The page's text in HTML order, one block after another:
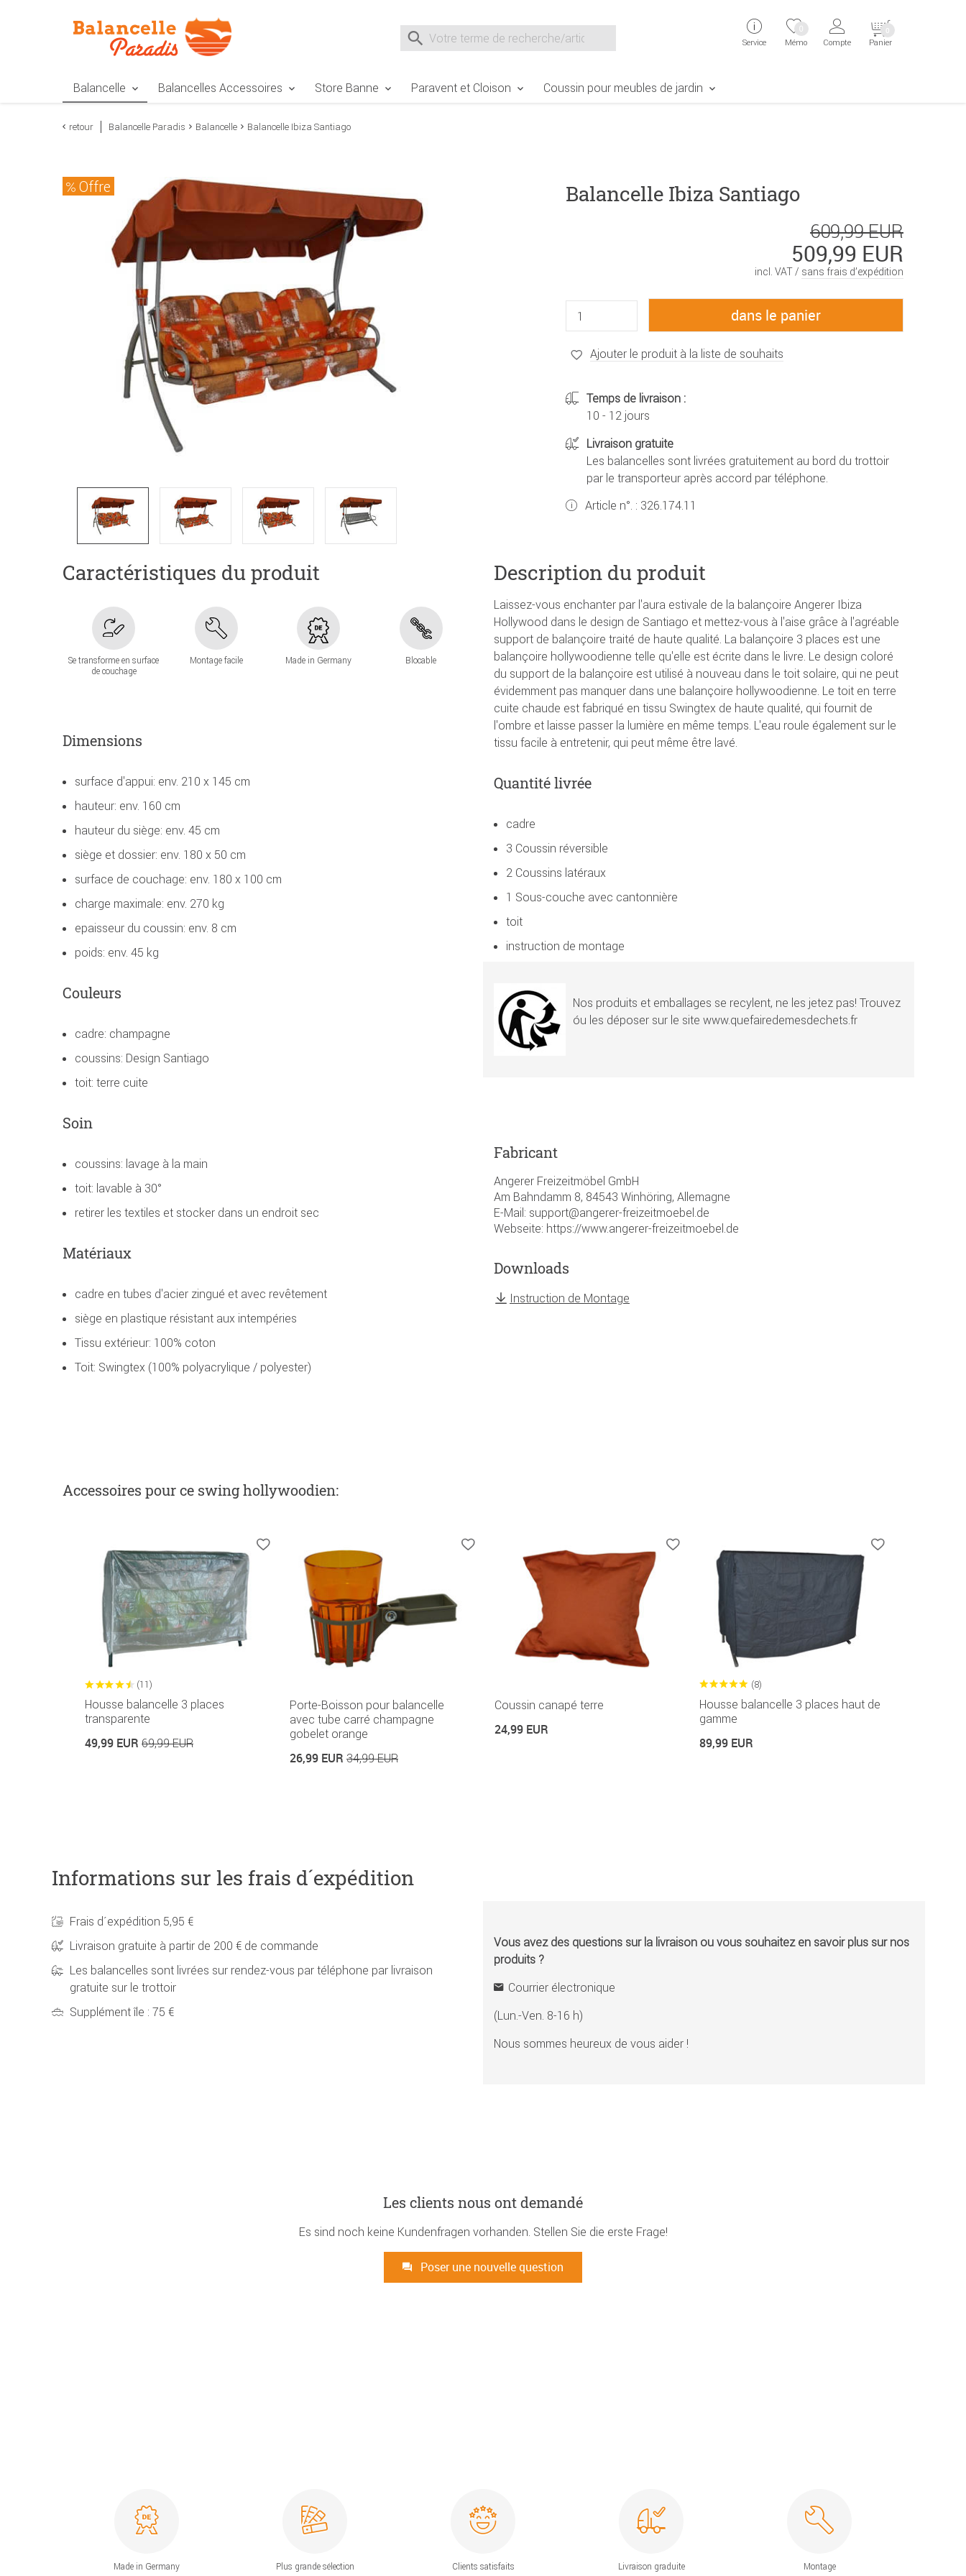
Suche nach
Service Mémo
0
Compte Panier
0
Balancelle Balancelles Accessoires Store Banne Paravent et Cloison Coussin pour meubles de jardin
retour Balancelle Paradis Balancelle Balancelle Ibiza Santiago
Offre Balancelle Ibiza Santiago
609,99 EUR
509,99 EUR
incl. VAT / sans frais d’expédition
Ajouter le produit à la liste de souhaits
Temps de livraison :
10 - 12 jours
Livraison gratuite
Les balancelles sont livrées gratuitement au bord du trottoir
par le transporteur après accord par téléphone.
Article n°. : 326.174.11
Caractéristiques du produit
Se transforme en surface
de couchage
Montage facile Made in Germany Blocable
Dimensions
surface d'appui: env. 210 x 145 cm
hauteur: env. 160 cm
hauteur du siège: env. 45 cm
siège et dossier: env. 180 x 50 cm
surface de couchage: env. 180 x 100 cm
charge maximale: env. 270 kg
epaisseur du coussin: env. 8 cm
poids: env. 45 kg
Couleurs
cadre: champagne
coussins: Design Santiago
toit: terre cuite
Soin
coussins: lavage à la main
toit: lavable à 30°
retirer les textiles et stocker dans un endroit sec
Matériaux
cadre en tubes d'acier zingué et avec revêtement
siège en plastique résistant aux intempéries
Tissu extérieur: 100% coton
Toit: Swingtex (100% polyacrylique / polyester)
Description du produit
Laissez-vous enchanter par l'aura estivale de la balançoire Angerer Ibiza
Hollywood dans le design de Santiago et mettez-vous à l'aise grâce à l'agréable
support de balançoire traité de haute qualité. La balançoire 3 places est une
balançoire hollywoodienne telle qu'elle est écrite dans le livre. Le design coloré
du support de la balançoire est utilisé à nouveau dans le toit solaire, qui ne peut
évidemment pas manquer dans une balançoire hollywoodienne. Le toit en terre
cuite chaude est fabriqué en tissu Swingtex de haute qualité, qui fournit de
l'ombre et laisse passer la lumière en même temps. L'eau roule également sur le
tissu facile à entretenir, qui peut même être lavé.
Quantité livrée
cadre
3 Coussin réversible
2 Coussins latéraux
1 Sous-couche avec cantonnière
toit
instruction de montage
Nos produits et emballages se recylent, ne les jetez pas! Trouvez
óu les déposer sur le site www.quefairedemesdechets.fr
Fabricant
Angerer Freizeitmöbel GmbH
Am Bahndamm 8, 84543 Winhöring, Allemagne
E-Mail: support@angerer-freizeitmoebel.de
Webseite: https://www.angerer-freizeitmoebel.de
Downloads
Instruction de Montage
Accessoires pour ce swing hollywoodien:
(11)
Housse balancelle 3 places
transparente
49,99 EUR 69,99 EUR
Porte-Boisson pour balancelle
avec tube carré champagne
gobelet orange
26,99 EUR 34,99 EUR
Coussin canapé terre
24,99 EUR
(8)
Housse balancelle 3 places haut de
gamme
89,99 EUR
Informations sur les frais d´expédition
Frais d´expédition 5,95 €
Livraison gratuite à partir de 200 € de commande
Les balancelles sont livrées sur rendez-vous par téléphone par livraison
gratuite sur le trottoir
Supplément île : 75 €
Vous avez des questions sur la livraison ou vous souhaitez en savoir plus sur nos
produits ?
Courrier électronique
(Lun.-Ven. 8-16 h)
Nous sommes heureux de vous aider !
Les clients nous ont demandé
Es sind noch keine Kundenfragen vorhanden. Stellen Sie die erste Frage!
Poser une nouvelle question
Made in Germany
Plus grande sélection
Clients satisfaits
Livraison graduite
Montage